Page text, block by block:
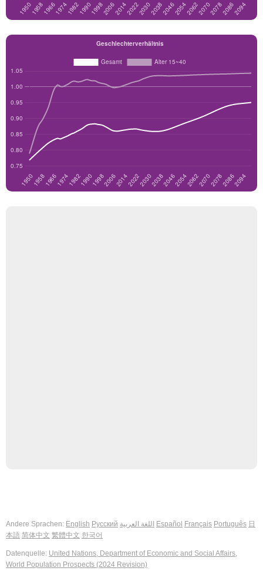
Andere Sprachen: English Русский اللغة العربية Español Français Português 日
本語 简体中文 繁體中文 한국어
Datenquelle: United Nations, Department of Economic and Social Affairs,
World Population Prospects (2024 Revision)